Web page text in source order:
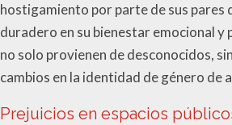
hostigamiento por parte de sus pares
duradero en su bienestar emocional
no solo provienen de desconocidos,
cambios en la identidad de género de
Prejuicios en espacios